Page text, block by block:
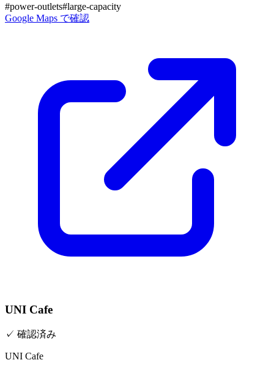
#power-outlets#large-capacity
Google Maps で確認
UNI Cafe
✓ 確認済み
UNI Cafe